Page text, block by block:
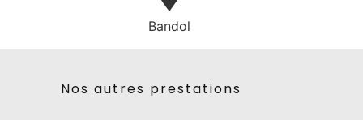
Bandol
Nos autres prestations